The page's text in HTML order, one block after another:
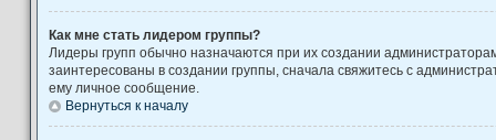
Как мне стать лидером группы?
Лидеры групп обычно назначаются при их создании
заинтересованы в создании группы, сначала свяжитесь с
ему личное сообщение.
Вернуться к началу